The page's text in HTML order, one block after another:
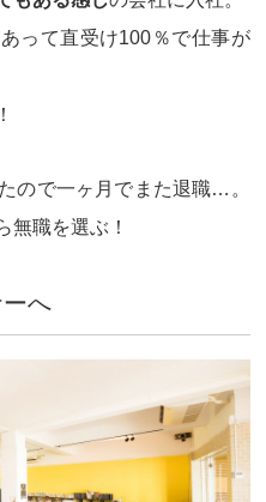
って直受け100％で仕事が
ので一ヶ月でまた退職…。
無職を選ぶ！
へ